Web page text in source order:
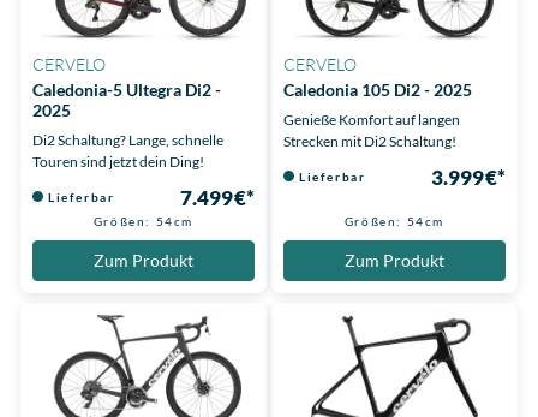
CERVELO
Caledonia-5 Ultegra Di2 -
2025
Di2 Schaltung? Lange, schnelle
Touren sind jetzt dein Ding!
Lieferbar 7.499 €*
Größen: 54cm
Zum Produkt
CERVELO
Caledonia 105 Di2 - 2025
Genieße Komfort auf langen
Strecken mit Di2 Schaltung!
Lieferbar 3.999 €*
Größen: 54cm
Zum Produkt